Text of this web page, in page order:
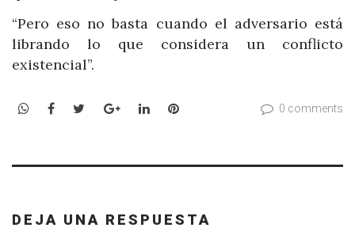
“Pero eso no basta cuando el adversario está
librando lo que considera un conflicto
existencial”.
WhatsApp
Facebook
TwitterGoogle+LinkedInPinterest 0 comments
DEJA UNA RESPUESTA